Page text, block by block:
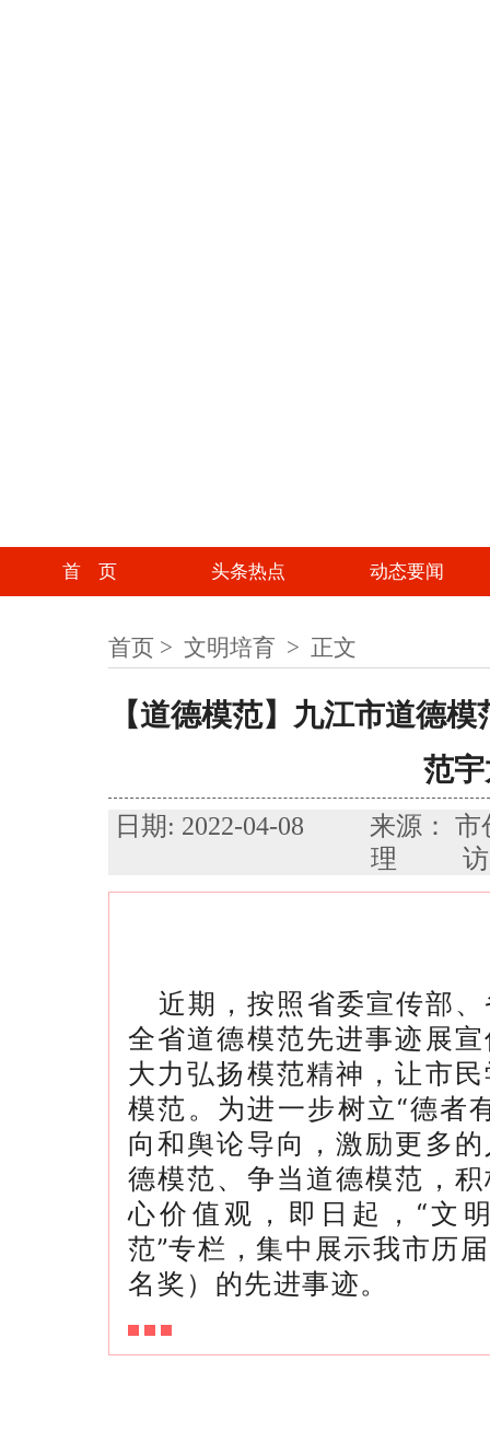
首 页 头条热点 动态要闻
首页 > 文明培育 > 正文
【道德模范】九江市道德
范
日期: 2022-04-08 来源： 市
理 访
近期，按照省委宣传部
全省道德模范先进事迹展
大力弘扬模范精神，让市
模范。为进一步树立“德者
向和舆论导向，激励更多
德模范、争当道德模范，
心价值观，即日起，“文
范”专栏，集中展示我市历
名奖）的先进事迹。